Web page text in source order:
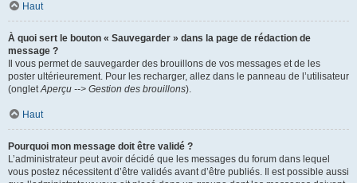
Haut
À quoi sert le bouton « Sauvegarder » dans la page de rédaction de
message ?
Il vous permet de sauvegarder des brouillons de vos messages et de les
poster ultérieurement. Pour les recharger, allez dans le panneau de l’utilisateur
(ongletAperçu --> Gestion des brouillons).
Haut
Pourquoi mon message doit être validé ?
L’administrateur peut avoir décidé que les messages du forum dans lequel
vous postez nécessitent d’être validés avant d’être publiés. Il est possible aussi